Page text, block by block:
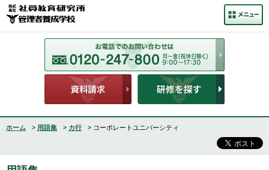
ホーム > 用語集 > カ行 > コーポレートユニバーシティ